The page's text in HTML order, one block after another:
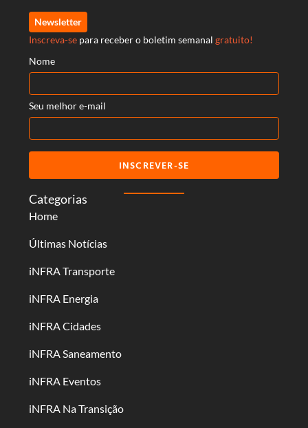
Categorias
Home
Últimas Notícias
iNFRA Transporte
iNFRA Energia
iNFRA Cidades
iNFRA Saneamento
iNFRA Eventos
iNFRA Na Transição
Newsletter
Inscreva-se para receber o boletim semanal gratuito!
Nome
Seu melhor e-mail
INSCREVER-SE